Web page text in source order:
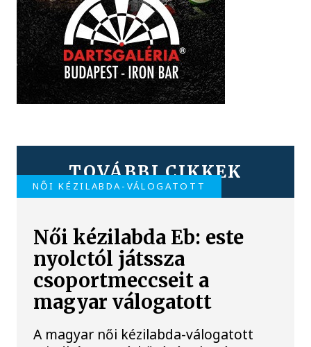
TOVÁBBI CIKKEK
NŐI KÉZILABDA-VÁLOGATOTT
Női kézilabda Eb: este
nyolctól játssza
csoportmeccseit a
magyar válogatott
A magyar női kézilabda-válogatott